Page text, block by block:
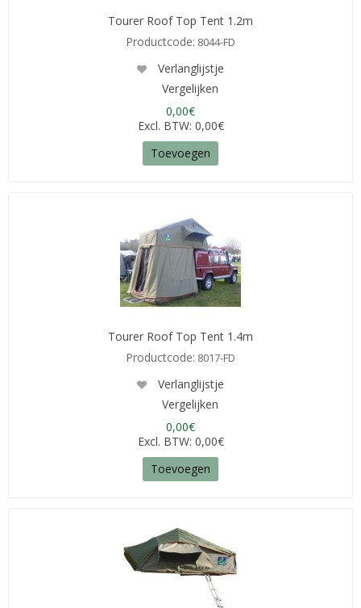
Tourer Roof Top Tent 1.2m
Productcode: 8044-FD
Verlanglijstje
Vergelijken
0,00€
Excl. BTW: 0,00€
Toevoegen
Tourer Roof Top Tent 1.4m
Productcode: 8017-FD
Verlanglijstje
Vergelijken
0,00€
Excl. BTW: 0,00€
Toevoegen